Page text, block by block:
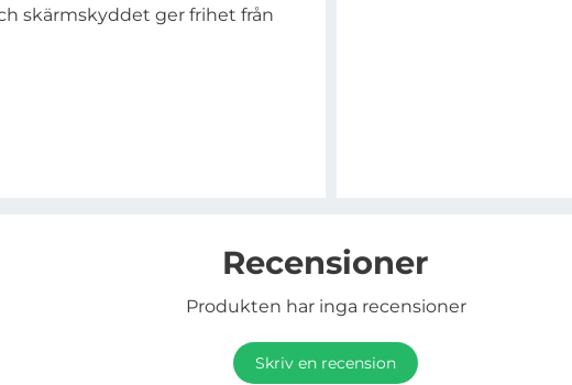
skärmskyddet ger frihet från
Recensioner
Produkten har inga recensioner
Skriv en recension